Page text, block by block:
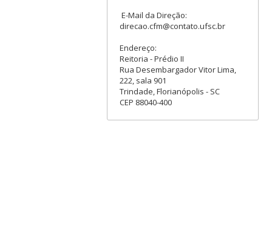
E-Mail da Direção:
direcao.cfm@contato.ufsc.br
Endereço:
Reitoria - Prédio II
Rua Desembargador Vitor Lima,
222, sala 901
Trindade, Florianópolis - SC
CEP 88040-400